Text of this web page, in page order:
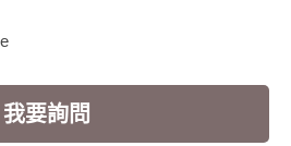
我要詢問